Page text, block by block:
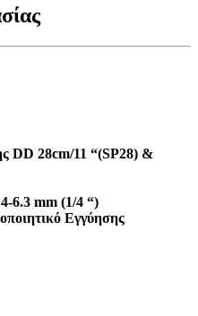
DD 28cm/11 “(SP28) &
6.3 mm (1/4 “)
Εγγύησης